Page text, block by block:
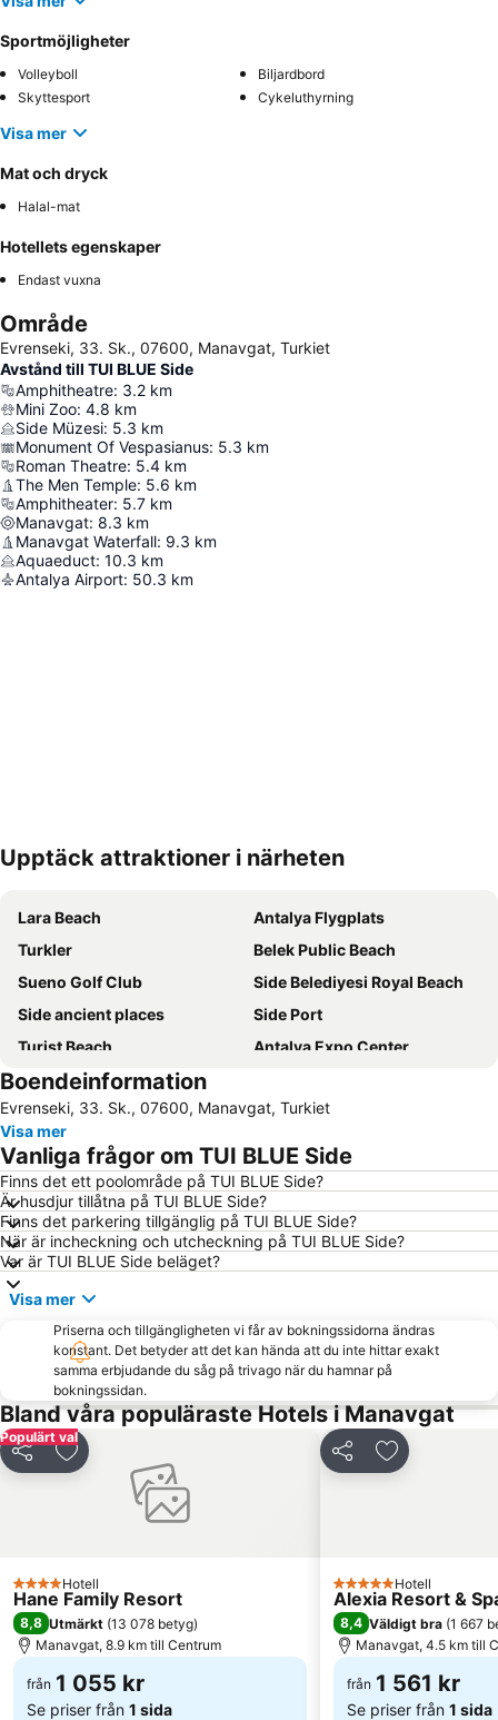
Sportmöjligheter
Volleyboll
Biljardbord
Skyttesport
Cykeluthyrning
Visa mer
Mat och dryck
Halal-mat
Hotellets egenskaper
Endast vuxna
Område
Evrenseki, 33. Sk., 07600, Manavgat, Turkiet
Avstånd till TUI BLUE Side
Amphitheatre: 3.2 km
Mini Zoo: 4.8 km
Side Müzesi: 5.3 km
Monument Of Vespasianus: 5.3 km
Roman Theatre: 5.4 km
The Men Temple: 5.6 km
Amphitheater: 5.7 km
Manavgat: 8.3 km
Manavgat Waterfall: 9.3 km
Aquaeduct: 10.3 km
Antalya Airport: 50.3 km
Förstora kartan
Upptäck attraktioner i närheten
Lara Beach
Antalya Flygplats
Turkler
Belek Public Beach
Sueno Golf Club
Side Belediyesi Royal Beach
Side ancient places
Side Port
Turist Beach
Antalya Expo Center
Kadriye Public Beach
Bogazkent
Carya Golf Club
Moschee Manavgat
Evrenseki Bati Public Beach
Kaya Eagles Golf Club
Side Market
Sealanya Dolphin Park
Manavgat Marknad
Amphitheatre
Apollon Temple
Evrenseki Buyuk Halk Plaji
Starlight Convention Center Kizilagac
Koprulu Canyon National Park
Adventure Park Oyimpinar
Aspendos
Alarahan
Sammy
Boendeinformation
Evrenseki, 33. Sk., 07600, Manavgat, Turkiet
Visa mer
Vanliga frågor om TUI BLUE Side
Finns det ett poolområde på TUI BLUE Side?
Är husdjur tillåtna på TUI BLUE Side?
Finns det parkering tillgänglig på TUI BLUE Side?
När är incheckning och utcheckning på TUI BLUE Side?
Var är TUI BLUE Side beläget?
Visa mer
Priserna och tillgängligheten vi får av bokningssidorna ändras
konstant. Det betyder att det kan hända att du inte hittar exakt
samma erbjudande du såg på trivago när du hamnar på
bokningssidan.
Bland våra populäraste Hotels i Manavgat
Populärt val
Dela Lägg till i Mina Favoriter
4 Stjärnor
Hotell
Hane Family Resort
8,8 Utmärkt (13 078 betyg)
Manavgat, 8.9 km till Centrum
från 1 055 kr
Se priser från 1 sida
Dela Lägg till i
5 StjärnorHotell
Alexia Resort &
8,4 Väldigt bra (1 667
Manavgat, 4.5 km till
från 1 561 kr
Se priser från 1 sida